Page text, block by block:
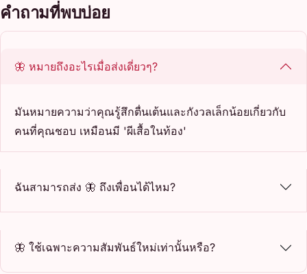
คำถามที่พบบ่อย
🦋 หมายถึงอะไรเมื่อส่งเดี่ยวๆ?
มันหมายความว่าคุณรู้สึกตื่นเต้นและกังวลเล็กน้อยเกี่ยวกับ
คนที่คุณชอบ เหมือนมี 'ผีเสื้อในท้อง'
ฉันสามารถส่ง 🦋 ถึงเพื่อนได้ไหม?
🦋 ใช้เฉพาะความสัมพันธ์ใหม่เท่านั้นหรือ?